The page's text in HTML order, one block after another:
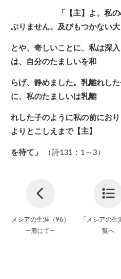
「【主】よ。私の心は
ぶりません。及びもつかない大
とや、奇しいことに、私は深
は、自分のたましいを和
らげ、静めました。乳離れし
に、私のたましいは乳離
れした子のように私の前にお
よりとこしえまで【主】
を待て」 （詩131：1～3）
メシアの生涯（96）
—麓にて—
「メシアの生
覧へ